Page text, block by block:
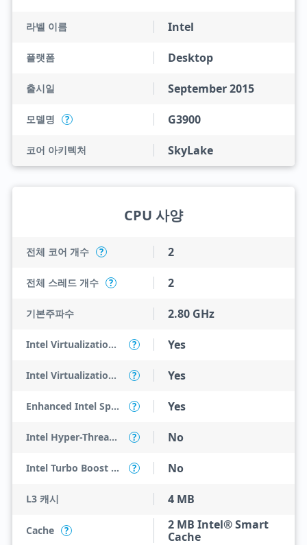
라벨 이름 Intel
플랫폼 Desktop
출시일 September 2015
모델명 ? G3900
코어 아키텍처 SkyLake
CPU 사양
전체 코어 개수 ? 2
전체 스레드 개수 ? 2
기본주파수 2.80 GHz
Intel Virtualization Technology (VT-x) ? Yes
Intel Virtualization Technology for Directed I/O (VT-d) ? Yes
Enhanced Intel SpeedStep Technology ? Yes
Intel Hyper-Threading Technology ? No
Intel Turbo Boost Technology ? No
L3 캐시 4 MB
Cache ?
2 MB Intel® Smart
Cache